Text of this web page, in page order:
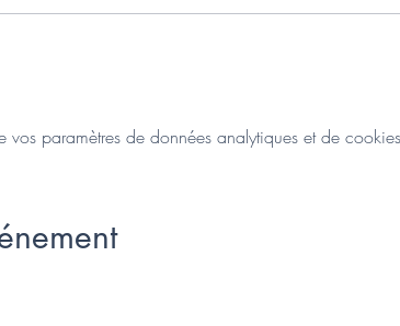
paramètres de données analytiques et de